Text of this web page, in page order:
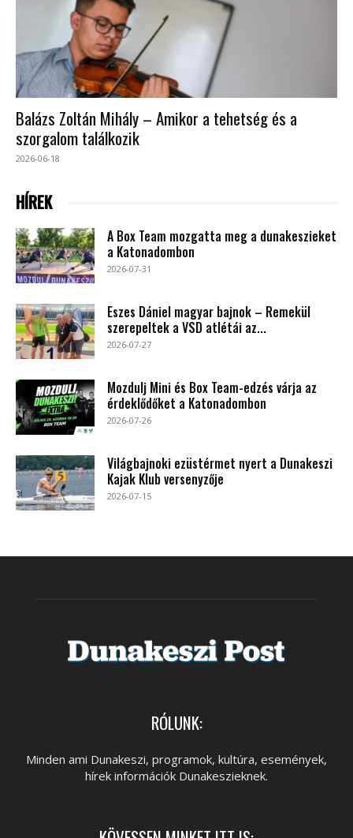
Balázs Zoltán Mihály – Amikor a tehetség és a
szorgalom találkozik
2026-06-18
HÍREK
A Box Team mozgatta meg a dunakeszieket
a Katonadombon
2026-07-31
Eszes Dániel magyar bajnok – Remekül
szerepeltek a VSD atlétái az...
2026-07-27
Mozdulj Mini és Box Team-edzés várja az
érdeklődőket a Katonadombon
2026-07-26
Világbajnoki ezüstérmet nyert a Dunakeszi
Kajak Klub versenyzője
2026-07-15
RÓLUNK:
Minden ami Dunakeszi, programok, kultúra, események,
hírek információk Dunakeszieknek.